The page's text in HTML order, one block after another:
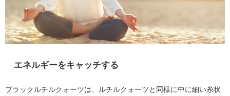
エネルギーをキャッチする
ブラックルチルクォーツは、ルチルクォーツと同様に中に細い糸状